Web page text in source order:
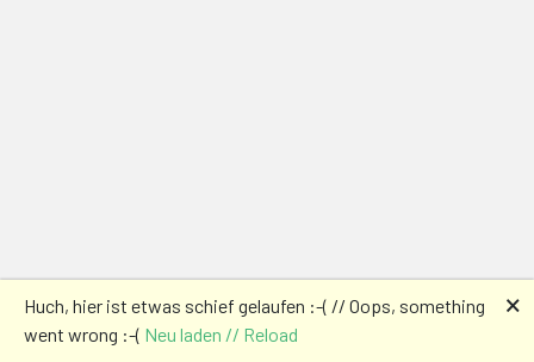
Huch, hier ist etwas schief gelaufen :-( // Oops, something
went wrong :-( Neu laden // Reload
🗙